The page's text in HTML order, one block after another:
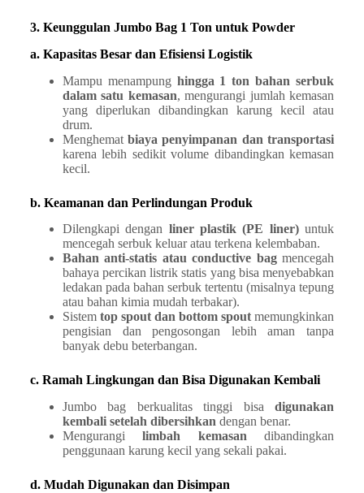
3. Keunggulan Jumbo Bag 1 Ton untuk Powder
a. Kapasitas Besar dan Efisiensi Logistik
Mampu menampung hingga 1 ton bahan serbuk
dalam satu kemasan, mengurangi jumlah kemasan
yang diperlukan dibandingkan karung kecil atau
drum.
Menghematbiaya penyimpanan dan transportasi
karena lebih sedikit volume dibandingkan kemasan
kecil.
b. Keamanan dan Perlindungan Produk
Dilengkapi dengan liner plastik (PE liner)untuk
mencegah serbuk keluar atau terkena kelembaban.
Bahan anti-statis atau conductive bagmencegah
bahaya percikan listrik statis yang bisa menyebabkan
ledakan pada bahan serbuk tertentu (misalnya tepung
atau bahan kimia mudah terbakar).
Sistem top spout dan bottom spoutmemungkinkan
pengisian dan pengosongan lebih aman tanpa
banyak debu beterbangan.
c. Ramah Lingkungan dan Bisa Digunakan Kembali
Jumbo bag berkualitas tinggi bisadigunakan
kembali setelah dibersihkan dengan benar.
Mengurangilimbah kemasan dibandingkan
penggunaan karung kecil yang sekali pakai.
d. Mudah Digunakan dan Disimpan